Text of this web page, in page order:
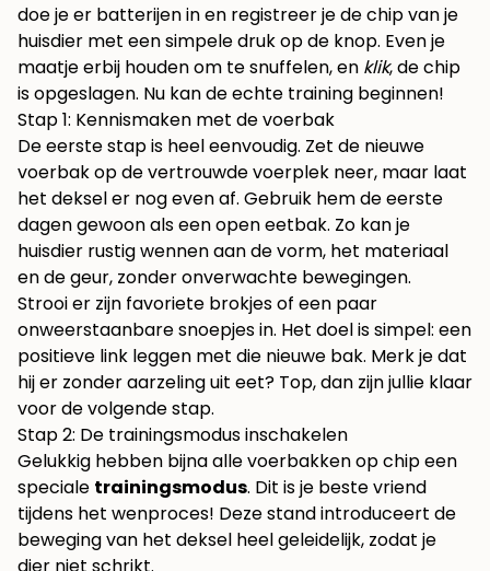
doe je er batterijen in en registreer je de chip van je
huisdier met een simpele druk op de knop. Even je
maatje erbij houden om te snuffelen, en klik, de chip
is opgeslagen. Nu kan de echte training beginnen!
Stap 1: Kennismaken met de voerbak
De eerste stap is heel eenvoudig. Zet de nieuwe
voerbak op de vertrouwde voerplek neer, maar laat
het deksel er nog even af. Gebruik hem de eerste
dagen gewoon als een open eetbak. Zo kan je
huisdier rustig wennen aan de vorm, het materiaal
en de geur, zonder onverwachte bewegingen.
Strooi er zijn favoriete brokjes of een paar
onweerstaanbare snoepjes in. Het doel is simpel: een
positieve link leggen met die nieuwe bak. Merk je dat
hij er zonder aarzeling uit eet? Top, dan zijn jullie klaar
voor de volgende stap.
Stap 2: De trainingsmodus inschakelen
Gelukkig hebben bijna alle voerbakken op chip een
speciale trainingsmodus. Dit is je beste vriend
tijdens het wenproces! Deze stand introduceert de
beweging van het deksel heel geleidelijk, zodat je